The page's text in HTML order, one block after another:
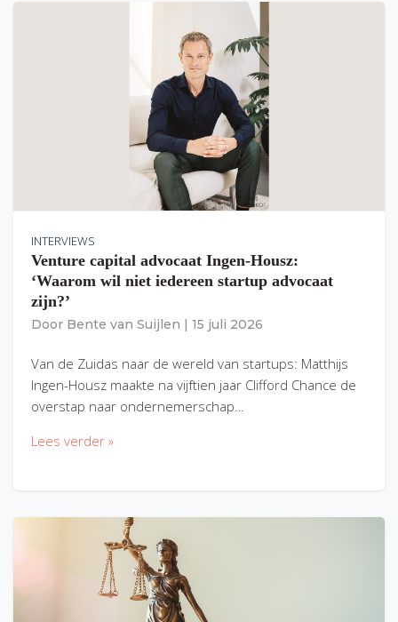
INTERVIEWS
Venture capital advocaat Ingen-Housz:
‘Waarom wil niet iedereen startup advocaat
zijn?’
Door Bente van Suijlen 15 juli 2026
Van de Zuidas naar de wereld van startups: Matthijs
Ingen-Housz maakte na vijftien jaar Clifford Chance de
overstap naar ondernemerschap…
Lees verder »